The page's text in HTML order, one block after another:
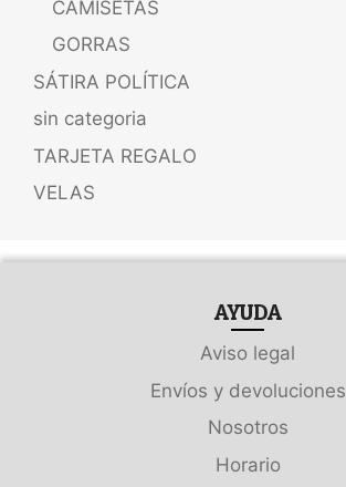
CAMISETAS
GORRAS
SÁTIRA POLÍTICA
sin categoria
TARJETA REGALO
VELAS
AYUDA
Aviso legal
Envíos y devoluciones
Nosotros
Horario